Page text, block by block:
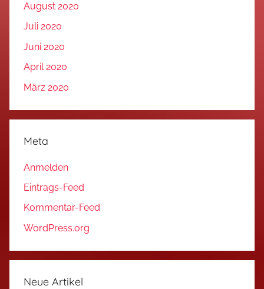
August 2020
Juli 2020
Juni 2020
April 2020
März 2020
Meta
Anmelden
Eintrags-Feed
Kommentar-Feed
WordPress.org
Neue Artikel